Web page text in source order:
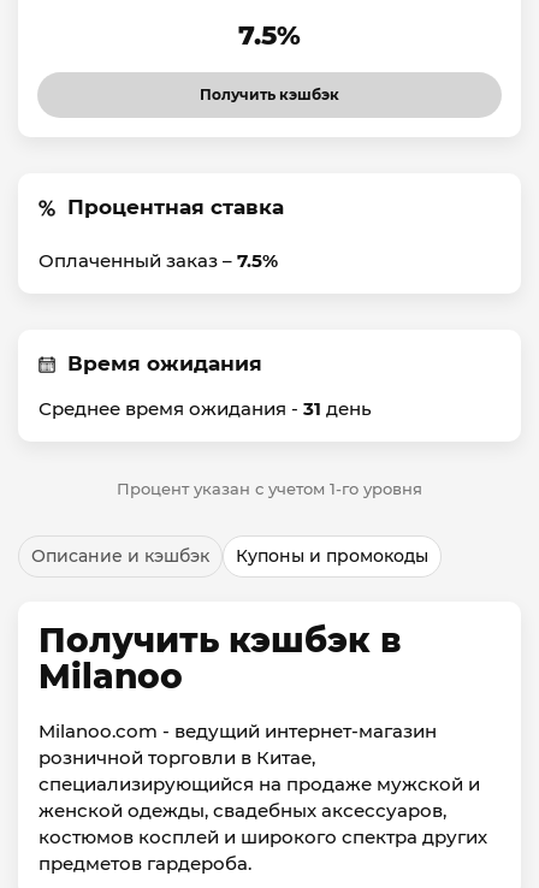
7.5%
Получить кэшбэк
Процентная ставка
Оплаченный заказ – 7.5%
Время ожидания
Среднее время ожидания - 31 день
Процент указан с учетом 1-го уровня
Описание и кэшбэк Купоны и промокоды
Получить кэшбэк в
Milanoo
Milanoo.com - ведущий интернет-магазин
розничной торговли в Китае,
специализирующийся на продаже мужской и
женской одежды, свадебных аксессуаров,
костюмов косплей и широкого спектра других
предметов гардероба.